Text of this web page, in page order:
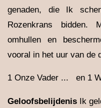
genaden, die Ik
Rozenkrans bidden.
omhullen en
vooral in het uur van de
1 Onze Vader ... en 1
Geloofsbelijdenis Ik